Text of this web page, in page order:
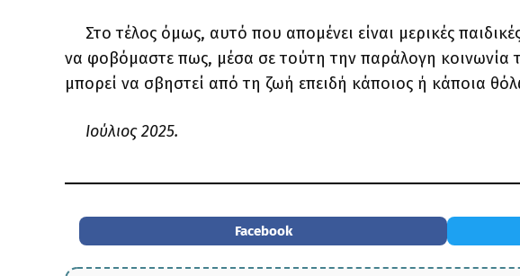
Στο τέλος όμως, αυτό που απομένει είναι μερικές
να φοβόμαστε πως, μέσα σε τούτη την παράλογη κοινωνία
μπορεί να σβηστεί από τη ζωή επειδή κάποιος ή κάποια
Ιούλιος 2025.
Facebook